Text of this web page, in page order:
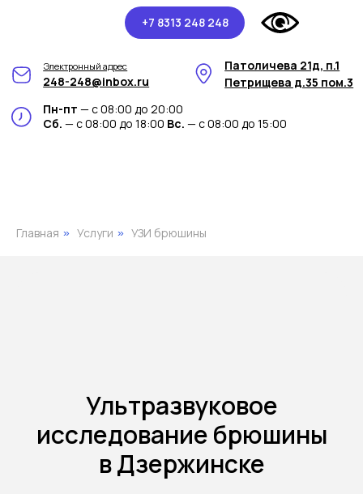
+7 8313 248 248
Пн-пт — с 08:00 до 20:00
Сб.— с 08:00 до 18:00Вс.— с 08:00 до 15:00
Главная » Услуги » УЗИ брюшины
Ультразвуковое
исследование брюшины
в Дзержинске